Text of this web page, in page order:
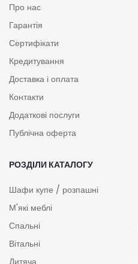
Про нас
Гарантія
Сертифікати
Кредитування
Доставка і оплата
Контакти
Додаткові послуги
Публічна оферта
РОЗДІЛИ КАТАЛОГУ
Шафи купе / розпашні
М'які меблі
Спальні
Вітальні
Дитяча